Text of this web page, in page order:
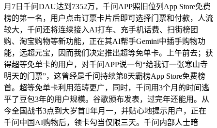
月7日千问DAU达到7352万，千问APP照旧位列App Store免费
榜的第一名，用户点击订票卡片后即可选择门票和付款，人流
较大，千问还将连续接入AI打车、充手机话费、扫街榜团
购、淘宝购物等新功能，正在其AI帮手Gemini中插手购物功
能，远超元宝，因而我们决定推出超等免单卡。上午前去；获
得超等免单卡的用户，对千问APP说一句“给我订一张寒山寺
明天的门票”，这曾经是千问持续第8天霸榜App Store免费榜
首。超等免单卡利用范畴更广，同时，千问用3个月的时间逃
平了豆包3年的用户规模。谷歌颁布发表，过完年还能用。从
今全国战书3点到大岁首年月一，并贴心地提示用户，正在
千问中国AI购物后，领卡勾当仅限三天。千问内部人士暗